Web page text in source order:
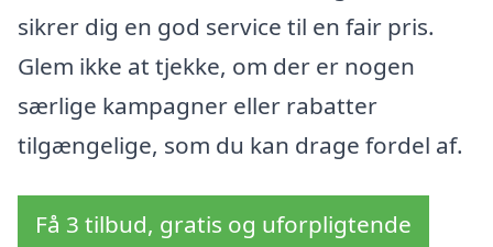
sikrer dig en god service til en fair pris.
Glem ikke at tjekke, om der er nogen
særlige kampagner eller rabatter
tilgængelige, som du kan drage fordel af.
Få 3 tilbud, gratis og uforpligtende